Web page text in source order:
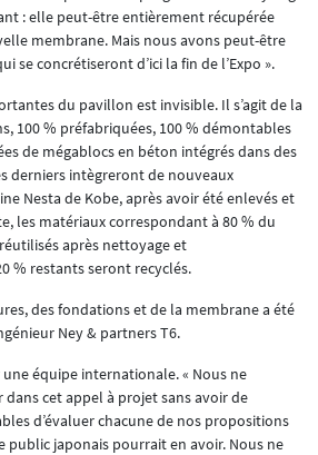
: elle peut-être entièrement récupérée
membrane. Mais nous avons peut-être
se concrétiseront d’ici la fin de l’Expo ».
du pavillon est invisible. Il s’agit de la
100 % préfabriquées, 100 % démontables
de mégablocs en béton intégrés dans des
derniers intègreront de nouveaux
Nesta de Kobe, après avoir été enlevés et
les matériaux correspondant à 80 % du
après nettoyage et
% restants seront recyclés.
des fondations et de la membrane a été
Ney & partners T6.
équipe internationale. « Nous ne
cet appel à projet sans avoir de
d’évaluer chacune de nos propositions
public japonais pourrait en avoir. Nous ne